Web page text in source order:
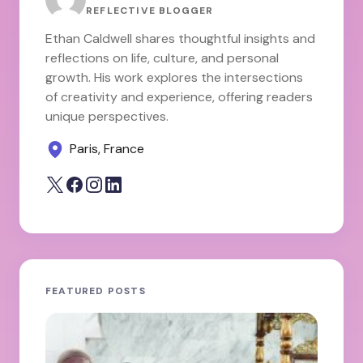
REFLECTIVE BLOGGER
Ethan Caldwell shares thoughtful insights and
reflections on life, culture, and personal
growth. His work explores the intersections
of creativity and experience, offering readers
unique perspectives.
Paris, France
FEATURED POSTS